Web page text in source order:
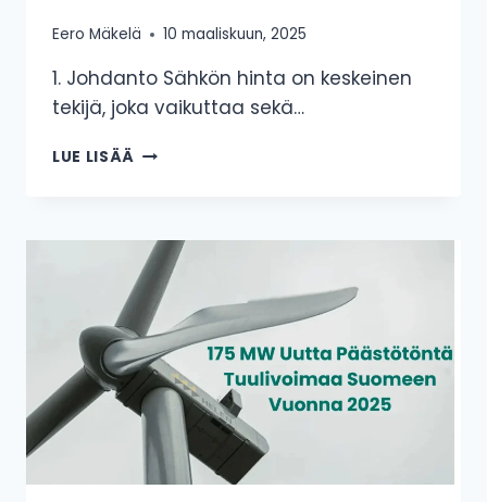
Eero Mäkelä 10 maaliskuun, 2025
1. Johdanto Sähkön hinta on keskeinen
tekijä, joka vaikuttaa sekä…
LUE LISÄÄ SÄHKÖN
MITEN
SÄHKÖN
HINNAN
KEHITYS
ENNAKOIDAAN?